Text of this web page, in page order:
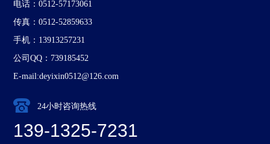
电话：0512-57173061
传真：0512-52859633
手机：13913257231
公司QQ：739185452
E-mail:deyixin0512@126.com
24小时咨询热线
139-1325-7231